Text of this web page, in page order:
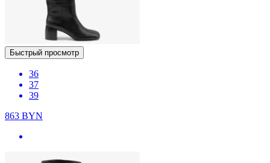
Быстрый просмотр
36
37
39
863 BYN